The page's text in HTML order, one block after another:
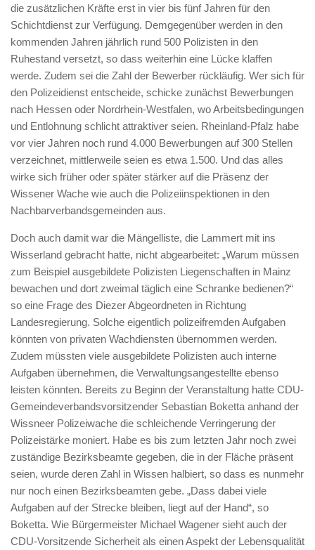
die zusätzlichen Kräfte erst in vier bis fünf Jahren für den
Schichtdienst zur Verfügung. Demgegenüber werden in den
kommenden Jahren jährlich rund 500 Polizisten in den
Ruhestand versetzt, so dass weiterhin eine Lücke klaffen
werde. Zudem sei die Zahl der Bewerber rückläufig. Wer sich für
den Polizeidienst entscheide, schicke zunächst Bewerbungen
nach Hessen oder Nordrhein-Westfalen, wo Arbeitsbedingungen
und Entlohnung schlicht attraktiver seien. Rheinland-Pfalz habe
vor vier Jahren noch rund 4.000 Bewerbungen auf 300 Stellen
verzeichnet, mittlerweile seien es etwa 1.500. Und das alles
wirke sich früher oder später stärker auf die Präsenz der
Wissener Wache wie auch die Polizeiinspektionen in den
Nachbarverbandsgemeinden aus.
Doch auch damit war die Mängelliste, die Lammert mit ins
Wisserland gebracht hatte, nicht abgearbeitet: „Warum müssen
zum Beispiel ausgebildete Polizisten Liegenschaften in Mainz
bewachen und dort zweimal täglich eine Schranke bedienen?“
so eine Frage des Diezer Abgeordneten in Richtung
Landesregierung. Solche eigentlich polizeifremden Aufgaben
könnten von privaten Wachdiensten übernommen werden.
Zudem müssten viele ausgebildete Polizisten auch interne
Aufgaben übernehmen, die Verwaltungsangestellte ebenso
leisten könnten. Bereits zu Beginn der Veranstaltung hatte CDU-
Gemeindeverbandsvorsitzender Sebastian Boketta anhand der
Wissneer Polizeiwache die schleichende Verringerung der
Polizeistärke moniert. Habe es bis zum letzten Jahr noch zwei
zuständige Bezirksbeamte gegeben, die in der Fläche präsent
seien, wurde deren Zahl in Wissen halbiert, so dass es nunmehr
nur noch einen Bezirksbeamten gebe. „Dass dabei viele
Aufgaben auf der Strecke bleiben, liegt auf der Hand“, so
Boketta. Wie Bürgermeister Michael Wagener sieht auch der
CDU-Vorsitzende Sicherheit als einen Aspekt der Lebensqualität